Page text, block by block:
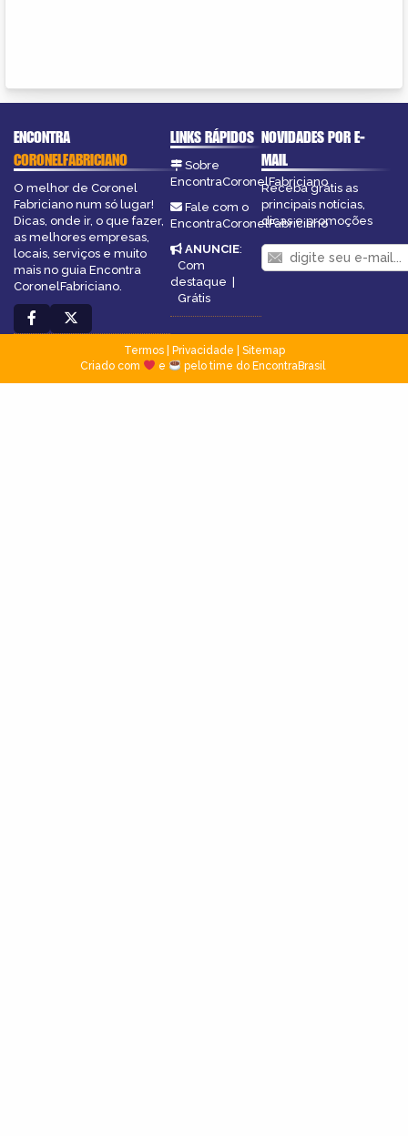
ENCONTRA
CORONELFABRICIANO
O melhor de Coronel
Fabriciano num só lugar!
Dicas, onde ir, o que fazer,
as melhores empresas,
locais, serviços e muito
mais no guia Encontra
CoronelFabriciano.
LINKS RÁPIDOS
Sobre
EncontraCoronelFabriciano
Fale com o
EncontraCoronelFabriciano
ANUNCIE:
Com
destaque |
Grátis
NOVIDADES POR E-
MAIL
Receba grátis as
principais notícias,
dicas e promoções
Termos| Privacidade
Sitemap
Criado com
e pelo time do EncontraBrasil